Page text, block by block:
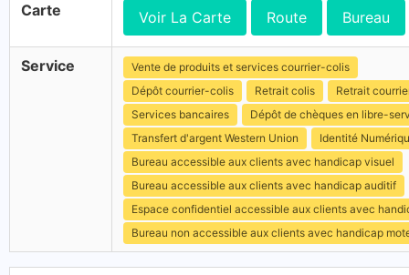
Carte Voir La Carte Route Bureau
Service
Vente de produits et services courrier-colis
Dépôt courrier-colis
Retrait colis
Retrait
Services bancaires
Dépôt de chèques en libre-
Transfert d'argent Western Union
Identité
Bureau accessible aux clients avec handicap visuel
Bureau accessible aux clients avec handicap auditif
Espace confidentiel accessible aux clients avec
Bureau non accessible aux clients avec handicap